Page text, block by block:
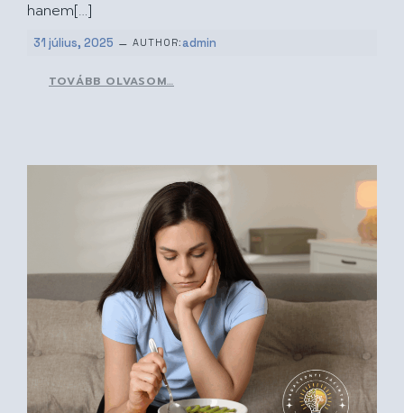
hanem[…]
31 július, 2025 – AUTHOR:admin
TOVÁBB OLVASOM…